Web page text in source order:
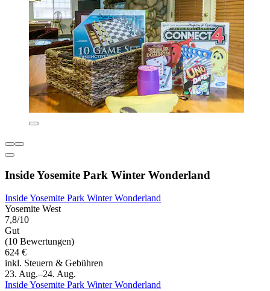
Inside Yosemite Park Winter Wonderland
Inside Yosemite Park Winter Wonderland
Yosemite West
7,8/10
Gut
(10 Bewertungen)
624 €
inkl. Steuern & Gebühren
23. Aug.–24. Aug.
Inside Yosemite Park Winter Wonderland